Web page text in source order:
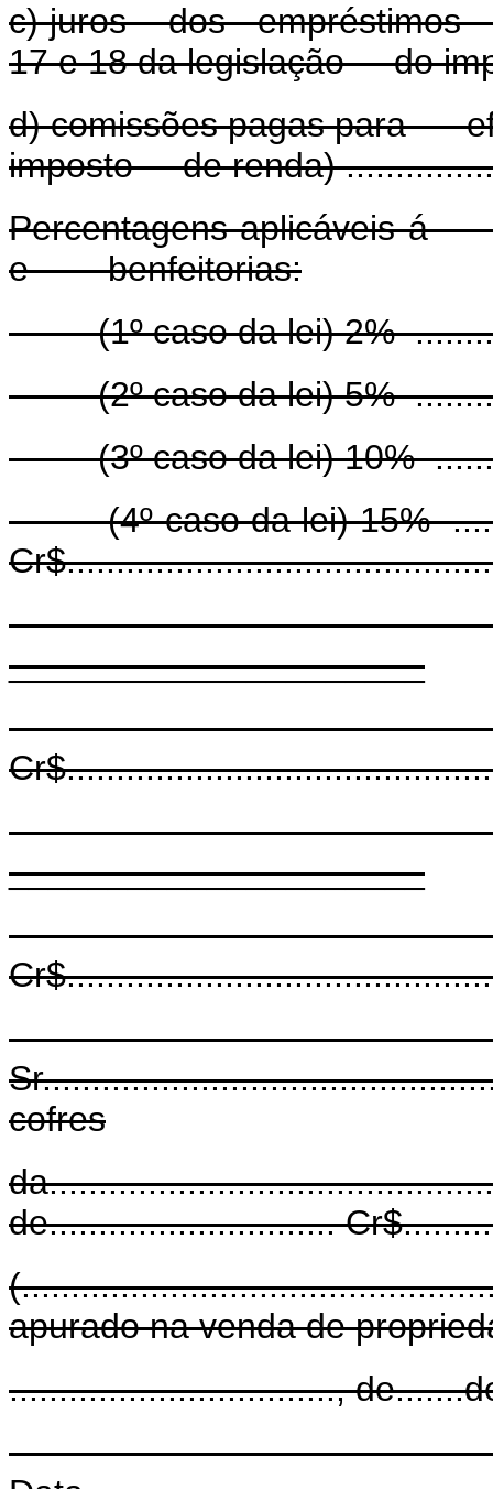
c) juros dos
17 e 18 da legislação do
d) comissões pagas para
imposto de renda)
Percentagens
e benfeitorias:
(1º caso da lei) 2%
(2º caso da lei) 5%
(3º caso da lei) 10%
(4º caso da lei) 15%
_____________________
Lucros a
_____________________
cofres
de.............................
apurado na venda de
.................................,